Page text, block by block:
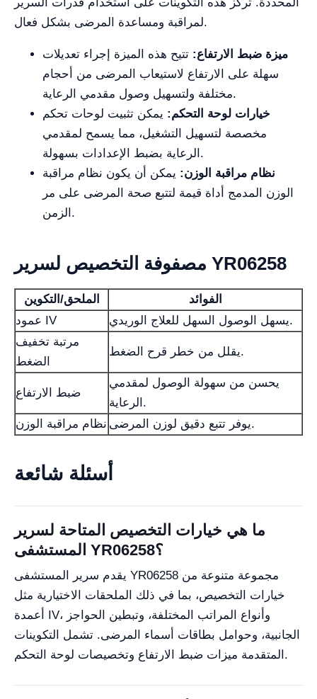
لمراقبة ومساعدة المرضى بشكل فعال.
ميزة ضبط الارتفاع: تتيح هذه الميزة إجراء تعديلات
سهلة على الارتفاع لاستيعاب المرضى من أحجام
مختلفة ولتسهيل وصول مقدمي الرعاية.
خيارات لوحة التحكم: يمكن تثبيت لوحات تحكم
مخصصة لتسهيل التشغيل، مما يسمح لمقدمي
الرعاية بضبط الإعدادات بسهولة.
نظام مراقبة الوزن: يمكن أن يكون نظام مراقبة
الوزن المدمج أداة قيمة لتتبع صحة المرضى على مر
الزمن.
مصفوفة التخصيص لسرير YR06258
الملحق/التكوين
الفوائد
عمود IV
يسهل الوصول السهل للعلاج الوريدي.
مرتبة تخفيف
الضغط
يقلل من خطر قرح الضغط.
ضبط الارتفاع
يحسن من سهولة الوصول لمقدمي
الرعاية.
نظام مراقبة الوزن
يوفر تتبع دقيق لوزن المرضى.
أسئلة شائعة
ما هي خيارات التخصيص المتاحة لسرير
المستشفى YR06258؟
يقدم سرير المستشفى YR06258 مجموعة متنوعة من
خيارات التخصيص، بما في ذلك الملحقات الاختيارية مثل
أعمدة IV، وأنواع المراتب المختلفة، وتبطين الحواجز
الجانبية، وحوامل بطاقات أسماء المرضى. تشمل التكوينات
المتقدمة ميزات ضبط الارتفاع وتخصيصات لوحة التحكم.